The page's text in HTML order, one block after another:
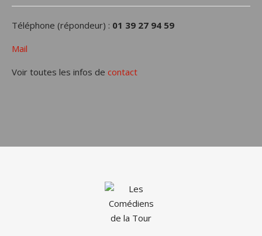
Téléphone (répondeur) : 01 39 27 94 59
Mail
Voir toutes les infos de contact